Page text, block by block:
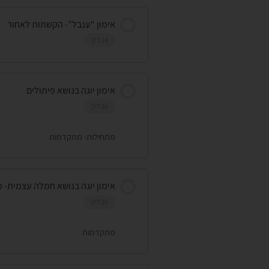
אימון “ענבל”- הקשתות לאחור
אימון יוגה בנושא פיתולים
מתחילות- מתקדמות
אימון יוגה בנושא חמלה
מתקדמות